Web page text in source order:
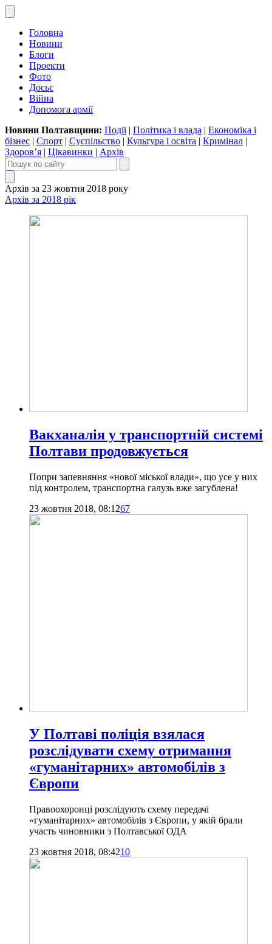
Головна
Новини
Блоги
Проекти
Фото
Досьє
Війна
Допомога армії
Новини Полтавщини: Події| Політика і влада | Економіка і
бізнес | Спорт | Суспільство | Культура і освіта | Кримінал |
Здоров’я | Цікавинки | Архів
Архів за 23 жовтня 2018 року
Архів за 2018 рік
Вакханалія у транспортній системі
Полтави продовжується
Попри запевняння «нової міської влади», що усе у них
під контролем, транспортна галузь вже загублена!
23 жовтня 2018, 08:1267
У Полтаві поліція взялася
розслідувати схему отримання
«гуманітарних» автомобілів з
Європи
Правоохоронці розслідують схему передачі
«гуманітарних» автомобілів з Європи, у якій брали
участь чиновники з Полтавської ОДА
23 жовтня 2018, 08:4210